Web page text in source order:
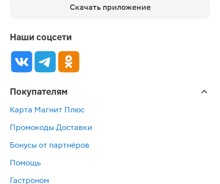
Скачать приложение
Наши соцсети
Покупателям
Карта Магнит Плюс
Промокоды Доставки
Бонусы от партнёров
Помощь
Гастроном